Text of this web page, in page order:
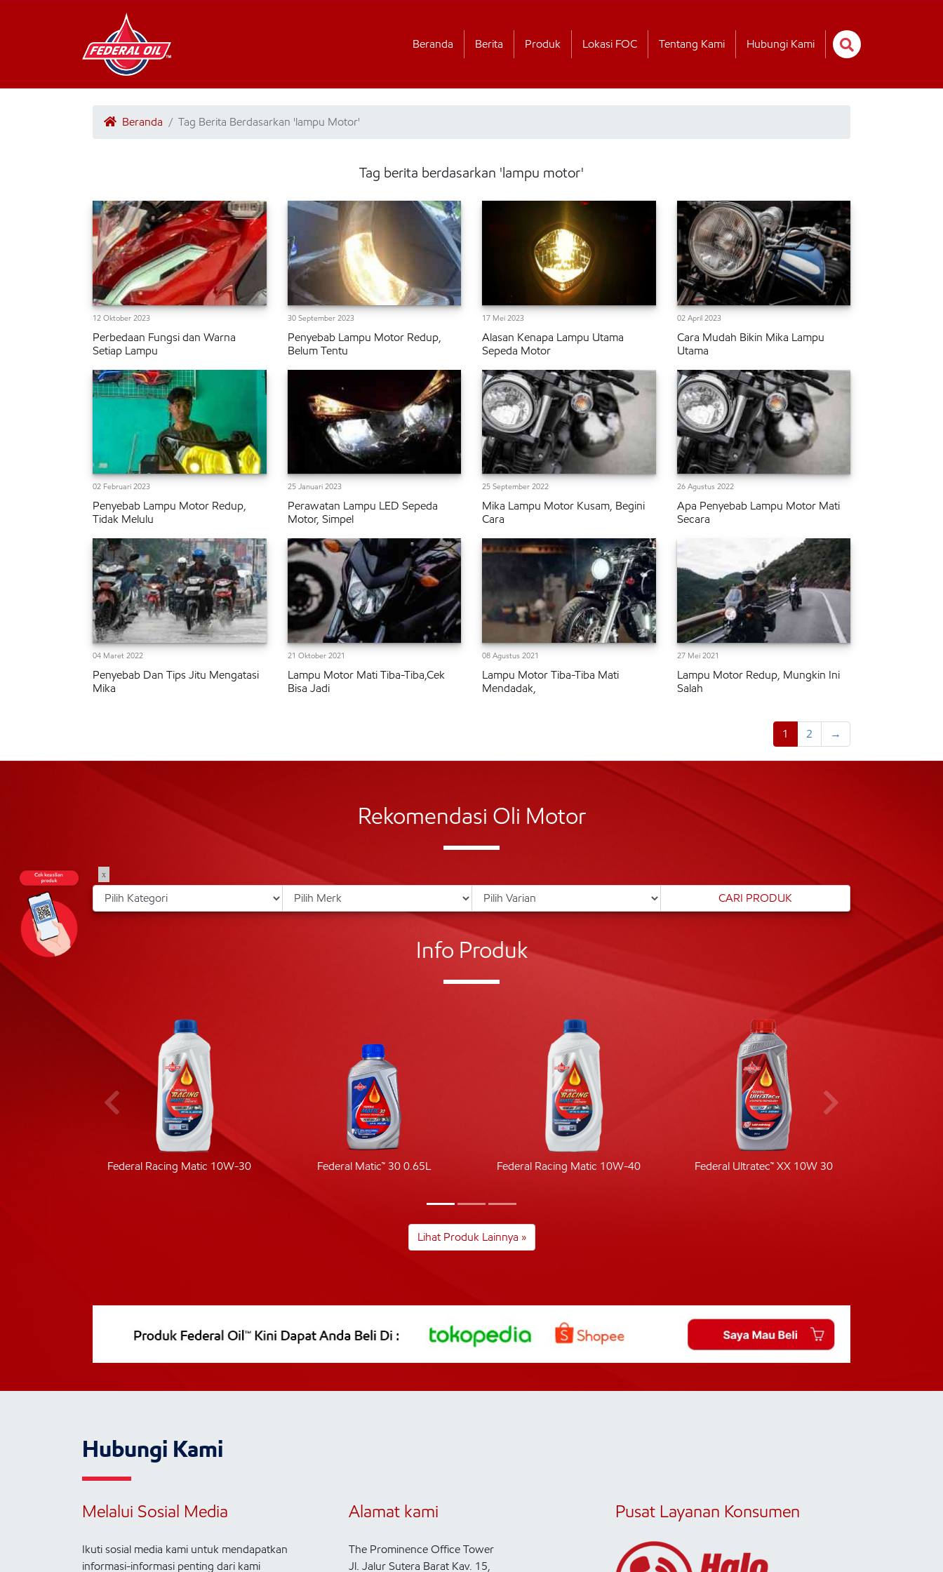
Beranda Berita Produk Lokasi FOC Tentang Kami Hubungi Kami
Beranda Tag Berita Berdasarkan 'lampu Motor'
Tag berita berdasarkan 'lampu motor'
12 Oktober 2023
Perbedaan Fungsi dan Warna
Setiap Lampu
30 September 2023
Penyebab Lampu Motor Redup,
Belum Tentu
17 Mei 2023
Alasan Kenapa Lampu Utama
Sepeda Motor
02 April 2023
Cara Mudah Bikin Mika Lampu
Utama
02 Februari 2023
Penyebab Lampu Motor Redup,
Tidak Melulu
25 Januari 2023
Perawatan Lampu LED Sepeda
Motor, Simpel
25 September 2022
Mika Lampu Motor Kusam, Begini
Cara
26 Agustus 2022
Apa Penyebab Lampu Motor Mati
Secara
04 Maret 2022
Penyebab Dan Tips Jitu Mengatasi
Mika
21 Oktober 2021
Lampu Motor Mati Tiba-Tiba,Cek
Bisa Jadi
08 Agustus 2021
Lampu Motor Tiba-Tiba Mati
Mendadak,
27 Mei 2021
Lampu Motor Redup, Mungkin Ini
Salah
1 2 →
Rekomendasi Oli Motor
Info Produk
Federal Racing Matic 10W-30 Federal Matic™ 30 0.65L Federal Racing Matic 10W-40 Federal Ultratec™ XX 10W 30
Lihat Produk Lainnya »
Hubungi Kami
Melalui Sosial Media
Ikuti sosial media kami untuk mendapatkan
informasi-informasi penting dari kami
Alamat kami
The Prominence Office Tower
Jl. Jalur Sutera Barat Kav. 15,
Pusat Layanan Konsumen
x